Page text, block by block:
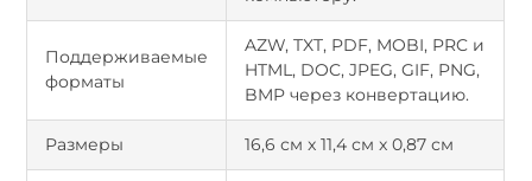
Поддерживаемые
форматы
AZW, TXT, PDF, MOBI, PRC и
HTML, DOC, JPEG, GIF, PNG,
BMP через конвертацию.
Размеры 16,6 см x 11,4 см x 0,87 см